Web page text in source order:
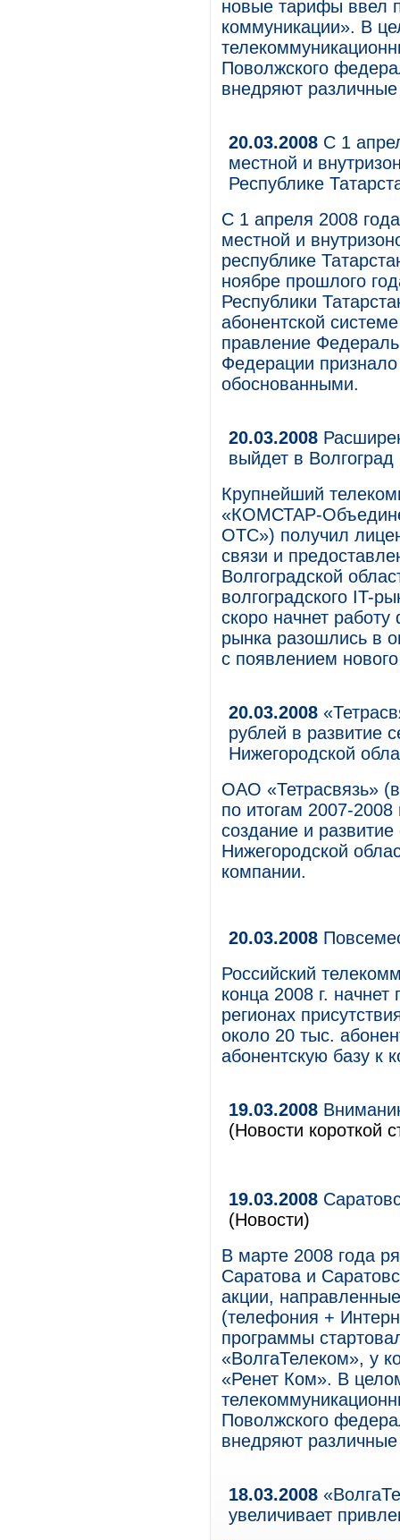
новые тарифы ввел
коммуникации». В
Поволжского
внедряют
20.03.2008 С 1
местной и
Республике
С 1 апреля 2008
местной и
республике
ноябре прошлого
Республики
абонентской
правление
Федерации
обоснованными.
20.03.2008
выйдет в
Крупнейший
«КОМСТАР-
ОТС») получил
связи и
Волгоградской
волгоградского IT-
скоро начнет
рынка разошлись в
с появлением
20.03.2008
рублей в развитие
Нижегородской
ОАО «Тетрасвязь»
по итогам 2007-2008
создание и
Нижегородской
компании.
20.03.2008
Российский
конца 2008 г.
регионах
около 20 тыс.
абонентскую базу к
19.03.2008
(Новости короткой
19.03.2008
(Новости)
В марте 2008 года
Саратова и
акции,
(телефония +
программы
«ВолгаТелеком», у
«Ренет Ком». В
Поволжского
внедряют
18.03.2008
увеличивает